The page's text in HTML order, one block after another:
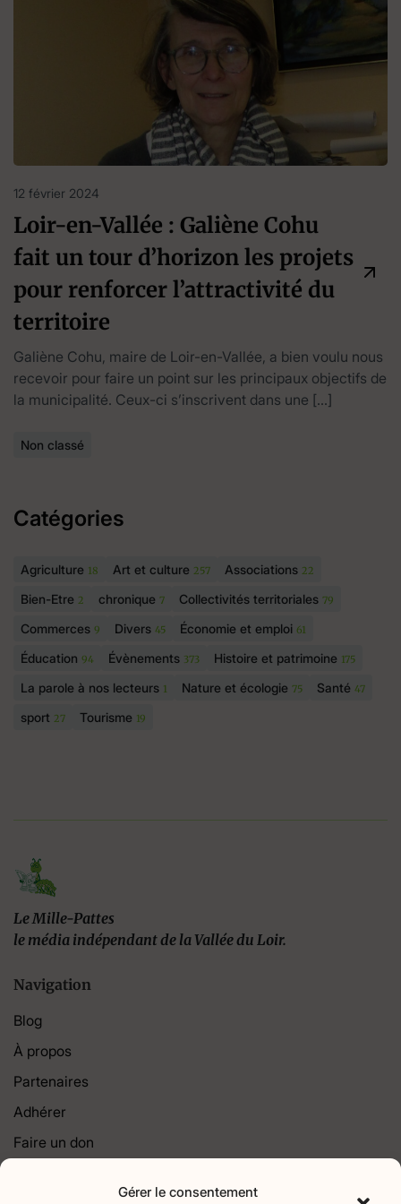
Gérer le consentement
12 février 2024
Loir-en-Vallée : Galiène Cohu
fait un tour d’horizon les projets
pour renforcer l’attractivité du
territoire
Galiène Cohu, maire de Loir-en-Vallée, a bien voulu nous
recevoir pour faire un point sur les principaux objectifs de
la municipalité. Ceux-ci s’inscrivent dans une […]
Non classé
Catégories
Agriculture 18 Art et culture 257 Associations 22
Bien-Etre 2 chronique 7 Collectivités territoriales 79
Commerces 9 Divers 45 Économie et emploi 61
Éducation 94 Évènements 373 Histoire et patrimoine 175
La parole à nos lecteurs 1 Nature et écologie 75 Santé 47
sport 27 Tourisme 19
Le Mille-Pattes
le média indépendant de la Vallée du Loir.
Navigation
Blog
À propos
Partenaires
Adhérer
Faire un don